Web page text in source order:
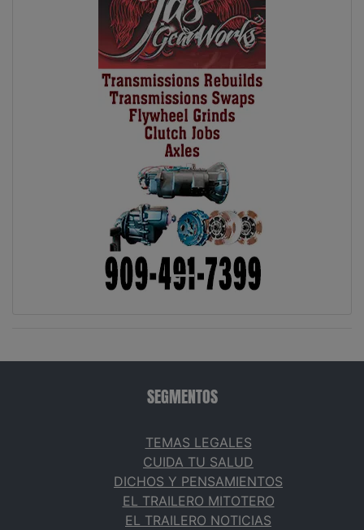
SEGMENTOS
TEMAS LEGALES
CUIDA TU SALUD
DICHOS Y PENSAMIENTOS
EL TRAILERO MITOTERO
EL TRAILERO NOTICIAS